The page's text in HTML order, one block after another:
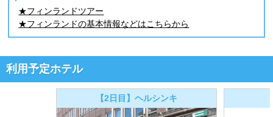
★フィンランドツアー
★フィンランドの基本情報などはこちらから
利用予定ホテル
【2日目】ヘルシンキ